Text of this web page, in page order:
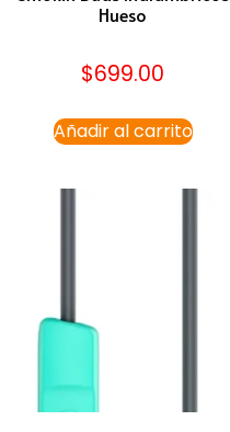
Hueso
$699.00
Añadir al carrito